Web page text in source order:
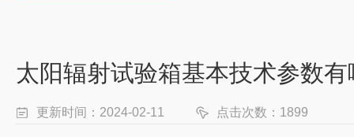
太阳辐射试验箱基本技术参数
更新时间：2024-02-11 点击次数：1899